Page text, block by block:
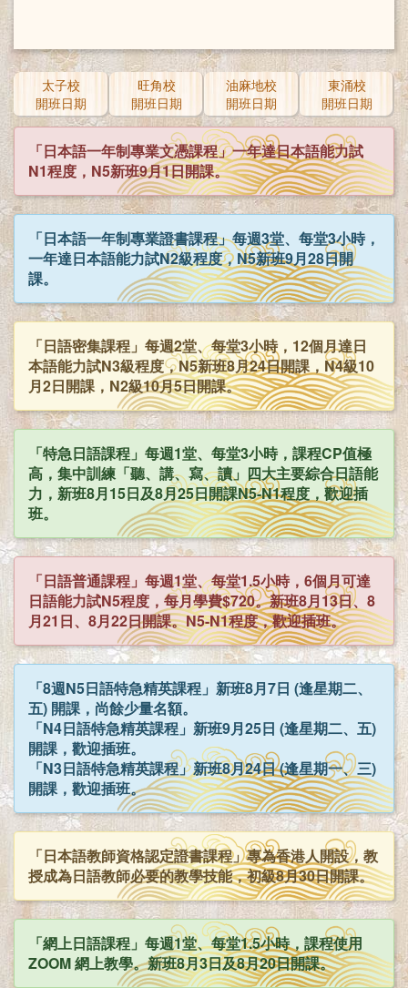
太子校
開班日期
旺角校
開班日期
油麻地校
開班日期
東涌校
開班日期
「日本語一年制專業文憑課程」一年達日本語能力試
N1程度，N5新班9月1日開課。
「日本語一年制專業證書課程」每週3堂、每堂3小時，
一年達日本語能力試N2級程度，N5新班9月28日開
課。
「日語密集課程」每週2堂、每堂3小時，12個月達日
本語能力試N3級程度，N5新班8月24日開課，N4級10
月2日開課，N2級10月5日開課。
「特急日語課程」每週1堂、每堂3小時，課程CP值極
高，集中訓練「聽、講、寫、讀」四大主要綜合日語能
力，新班8月15日及8月25日開課N5-N1程度，歡迎插
班。
「日語普通課程」每週1堂、每堂1.5小時，6個月可達
日語能力試N5程度，每月學費$720。新班8月13日、8
月21日、8月22日開課。N5-N1程度，歡迎插班。
「8週N5日語特急精英課程」新班8月7日 (逢星期二、
五) 開課，尚餘少量名額。
「N4日語特急精英課程」新班9月25日 (逢星期二、五)
開課，歡迎插班。
「N3日語特急精英課程」新班8月24日 (逢星期一、三)
開課，歡迎插班。
「日本語教師資格認定證書課程」專為香港人開設，教
授成為日語教師必要的教學技能，初級8月30日開課。
「網上日語課程」每週1堂、每堂1.5小時，課程使用
ZOOM 網上教學。新班8月3日及8月20日開課。